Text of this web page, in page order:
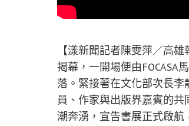
【漾新聞記者陳雯萍／高
揭幕，一開場便由FOCASA
落。緊接著在文化部次長
員、作家與出版界嘉賓的
潮奔湧，宣告書展正式啟航